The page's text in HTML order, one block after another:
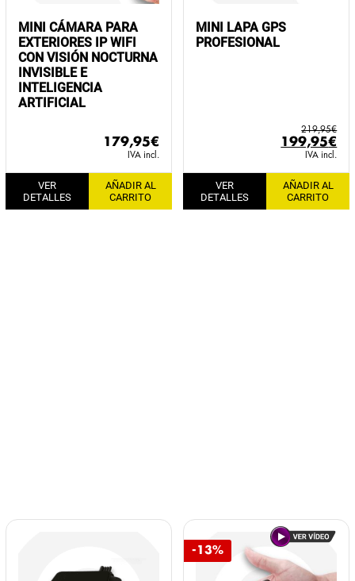
MINI CÁMARA PARA
EXTERIORES IP WIFI
CON VISIÓN NOCTURNA
INVISIBLE E
INTELIGENCIA
ARTIFICIAL
179,95€
IVA incl.
VER
DETALLES
AÑADIR AL
CARRITO
MINI LAPA GPS
PROFESIONAL
219,95€
El
precio
original
era:
219,95€.
199,95€
IVA incl.
VER
DETALLES
AÑADIR AL
CARRITO
-13%